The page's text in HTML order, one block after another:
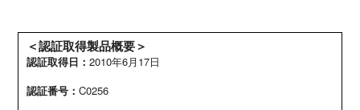
＜認証取得製品概要＞
認証取得日：2010年6月17日
認証番号：C0256